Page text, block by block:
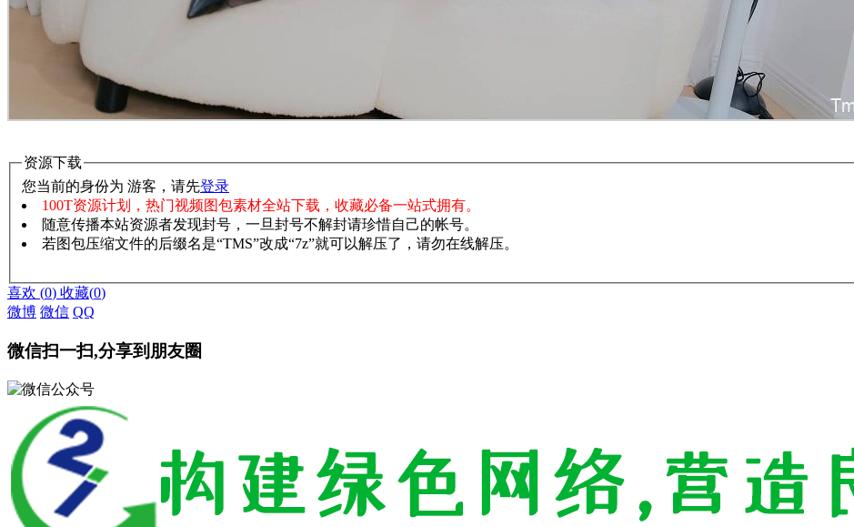
资源下载
您当前的身份为 游客，请先登录
100T资源计划，热门视频图包素材全站下载，收藏必备一站式拥有。
随意传播本站资源者发现封号，一旦封号不解封请珍惜自己的帐号。
若图包压缩文件的后缀名是“TMS”改成“7z”就可以解压了，请勿在线解压。
喜欢 (0) 收藏(0)
微博 微信 QQ
微信扫一扫,分享到朋友圈